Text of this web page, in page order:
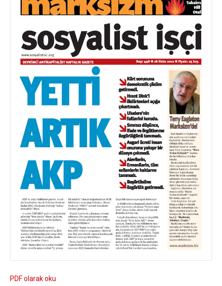
PDF olarak oku